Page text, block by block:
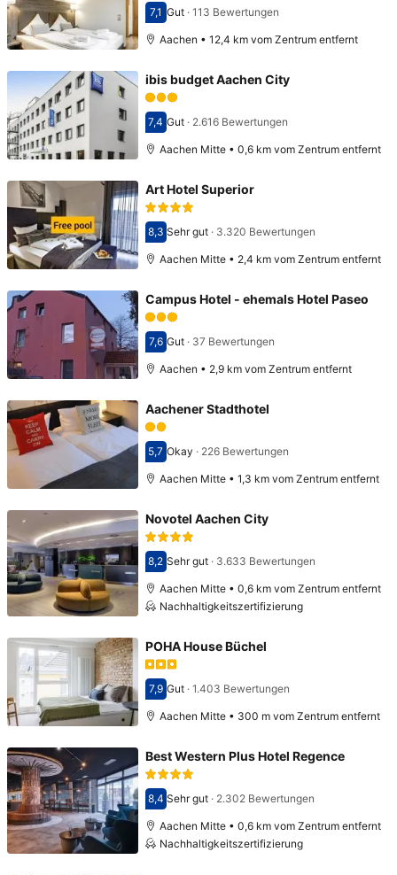
Bewertet mit 7,1
7,1 Gut· 113 Bewertungen
Aachen • 12,4 km vom Zentrum entfernt
ibis budget Aachen City
Bewertet mit 7,4
7,4 Gut· 2.616 Bewertungen
Aachen Mitte • 0,6 km vom Zentrum entfernt
Art Hotel Superior
Bewertet mit 8,3
8,3 Sehr gut· 3.320 Bewertungen
Aachen Mitte • 2,4 km vom Zentrum entfernt
Campus Hotel - ehemals Hotel Paseo
Bewertet mit 7,6
7,6 Gut· 37 Bewertungen
Aachen • 2,9 km vom Zentrum entfernt
Aachener Stadthotel
Bewertet mit 5,7
5,7 Okay · 226 Bewertungen
Aachen Mitte • 1,3 km vom Zentrum entfernt
Novotel Aachen City
Bewertet mit 8,2
8,2 Sehr gut· 3.633 Bewertungen
Aachen Mitte • 0,6 km vom Zentrum entfernt
Nachhaltigkeitszertifizierung
POHA House Büchel
Bewertet mit 7,9
7,9 Gut· 1.403 Bewertungen
Aachen Mitte • 300 m vom Zentrum entfernt
Best Western Plus Hotel Regence
Bewertet mit 8,4
8,4 Sehr gut· 2.302 Bewertungen
Aachen Mitte • 0,6 km vom Zentrum entfernt
Nachhaltigkeitszertifizierung